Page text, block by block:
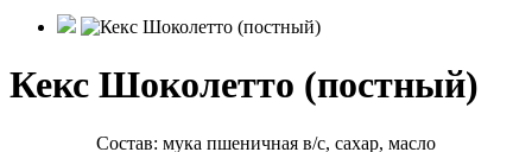
Кекс Шоколетто (постный)
Состав: мука пшеничная в/с, сахар, масло